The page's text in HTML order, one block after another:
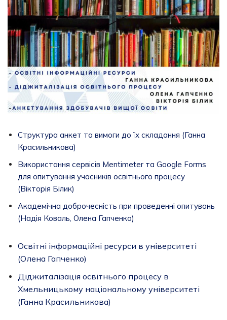
Структура анкет та вимоги до їх складання (Ганна
Красильникова)
Використання сервісів Mentimeter та Google Forms
для опитування учасників освітнього процесу
(Вікторія Білик)
Академічна доброчесність при проведенні опитувань
(Надія Коваль, Олена Гапченко)
Освітні інформаційні ресурси в університеті
(Олена Гапченко)
Діджиталізація освітнього процесу в
Хмельницькому національному університеті
(Ганна Красильникова)